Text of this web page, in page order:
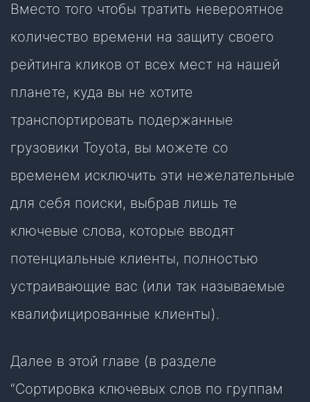
Вместо того чтобы тратить невероятное
количество времени на защиту своего
рейтинга кликов от всех мест на нашей
планете, куда вы не хотите
транспортировать подержанные
грузовики Toyota, вы можете со
временем исключить эти нежелательные
для себя поиски, выбрав лишь те
ключевые слова, которые вводят
потенциальные клиенты, полностью
устраивающие вас (или так называемые
квалифицированные клиенты).
Далее в этой главе (в разделе
“Сортировка ключевых слов по группам